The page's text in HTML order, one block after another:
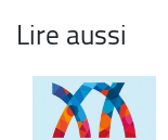
Lire aussi